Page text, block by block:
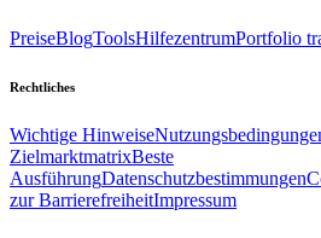
PreiseBlogToolsHilfezentrumPortfolio
Rechtliches
Wichtige Hinweise
ZielmarktmatrixBeste
AusführungDatenschutzbestimmungen
zur BarrierefreiheitImpressum